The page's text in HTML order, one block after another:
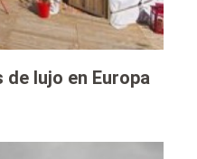
de lujo en Europa